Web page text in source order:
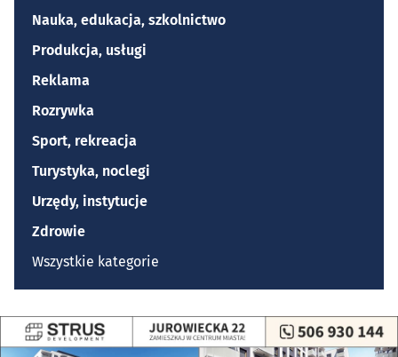
Nauka, edukacja, szkolnictwo
Produkcja, usługi
Reklama
Rozrywka
Sport, rekreacja
Turystyka, noclegi
Urzędy, instytucje
Zdrowie
Wszystkie kategorie